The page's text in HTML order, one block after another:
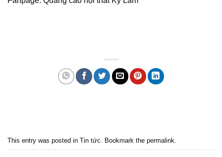
This entry was posted in Tin tức . Bookmark the permalink